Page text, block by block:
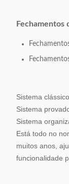
Fechamentos
Sistema
Sistema
Sistema
Está todo no
muitos anos,
funcionalidade